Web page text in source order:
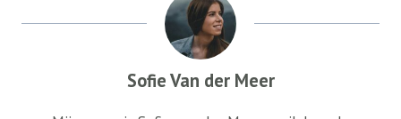
Sofie Van der Meer